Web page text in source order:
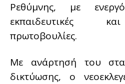
Ρεθύμνης, με
εκπαιδευτικές
πρωτοβουλίες.
Με ανάρτησή του στα
δικτύωσης, ο